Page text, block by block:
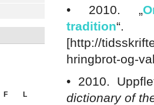
• 2010. „
tradition
[http://
hringbrot-og-
• 2010.
dictionary of
F
L